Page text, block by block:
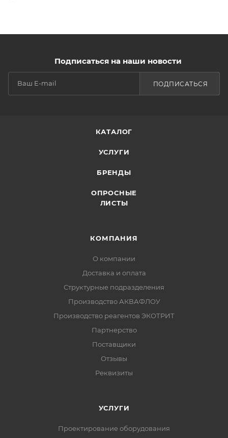
Подписаться на наши новости
ПОДПИСАТЬСЯ
КАТАЛОГ
УСЛУГИ
БРЕНДЫ
ОПРОСНЫЕ
ЛИСТЫ
КОМПАНИЯ
О компании
Доставка и оплата
Структурные подразделения
Производство АКВАФЛОУ
Производство реагентов ЭКОТРИТ
Партнерство
Поставщики
Отзывы
Реквизиты
УСЛУГИ
Проектирование оборудования